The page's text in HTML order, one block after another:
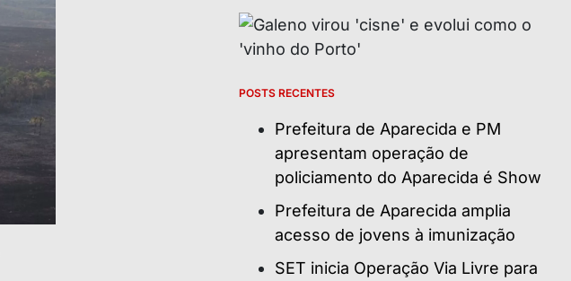
POSTS RECENTES
Prefeitura de Aparecida e PM
apresentam operação de
policiamento do Aparecida é Show
Prefeitura de Aparecida amplia
acesso de jovens à imunização
SET inicia Operação Via Livre para